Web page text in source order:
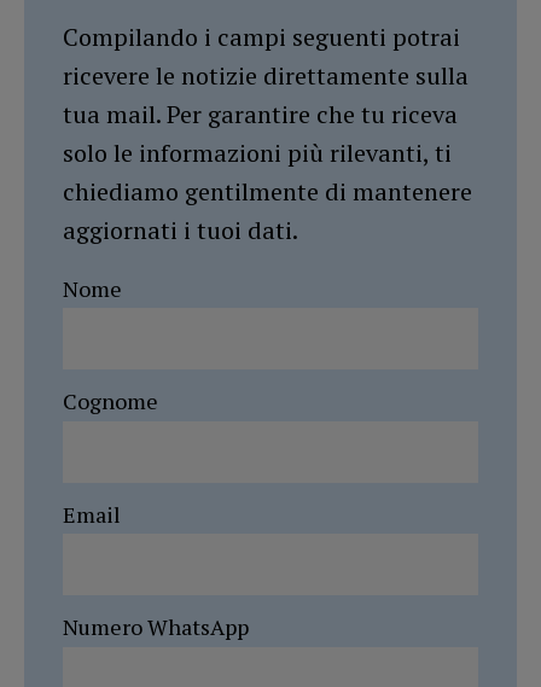
Compilando i campi seguenti potrai
ricevere le notizie direttamente sulla
tua mail. Per garantire che tu riceva
solo le informazioni più rilevanti, ti
chiediamo gentilmente di mantenere
aggiornati i tuoi dati.
Nome
Cognome
Email
Numero WhatsApp